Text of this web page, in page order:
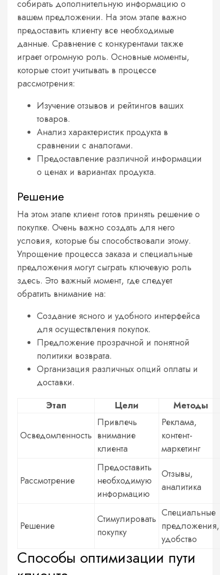
собирать дополнительную информацию о
вашем предложении. На этом этапе важно
предоставить клиенту все необходимые
данные. Сравнение с конкурентами также
играет огромную роль. Основные моменты,
которые стоит учитывать в процессе
рассмотрения:
Изучение отзывов и рейтингов ваших
товаров.
Анализ характеристик продукта в
сравнении с аналогами.
Предоставление различной информации
о ценах и вариантах продукта.
Решение
На этом этапе клиент готов принять решение о
покупке. Очень важно создать для него
условия, которые бы способствовали этому.
Упрощение процесса заказа и специальные
предложения могут сыграть ключевую роль
здесь. Это важный момент, где следует
обратить внимание на:
Создание ясного и удобного интерфейса
для осуществления покупок.
Предложение прозрачной и понятной
политики возврата.
Организация различных опций оплаты и
доставки.
Этап
Цели Методы
Осведомленность
Привлечь
внимание
клиента
Реклама,
контент-
маркетинг
Рассмотрение
Предоставить
необходимую
информацию
Отзывы,
аналитика
Решение
Стимулировать
покупку
Специальные
предложения,
удобство
Способы оптимизации пути